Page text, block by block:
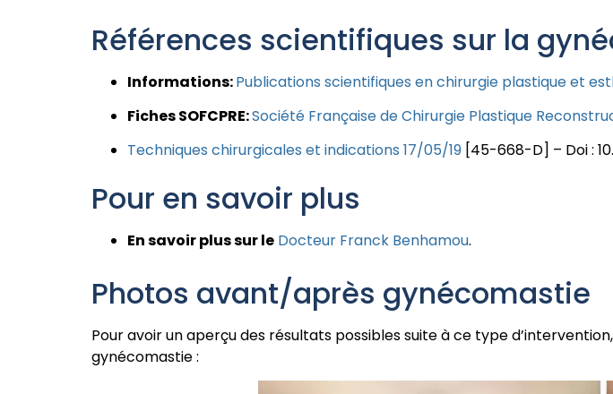
Références scientifiques sur la
Informations:Publications scientifiques en chirurgie plastique et
Fiches SOFCPRE:Société Française de Chirurgie Plastique
Techniques chirurgicales et indications 17/05/19 [45-668-D] – Doi :
Pour en savoir plus
En savoir plus sur le Docteur Franck Benhamou.
Photos avant/après gynécomastie
Pour avoir un aperçu des résultats possibles suite à ce type
gynécomastie :